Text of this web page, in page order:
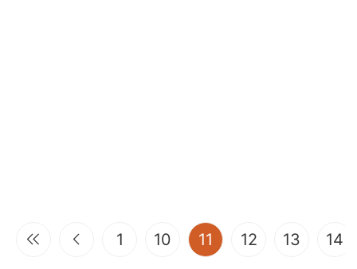
1 10 11 (current)
12 13 14